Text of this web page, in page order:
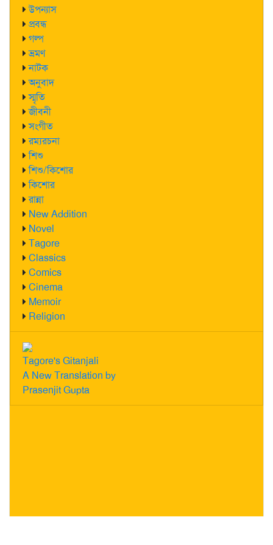
উপন্যাস
প্রবন্ধ
গল্প
ভ্রমণ
নাটক
অনুবাদ
স্মৃতি
জীবনী
সংগীত
রম্যরচনা
শিশু
শিশু/কিশোর
কিশোর
রান্না
New Addition
Novel
Tagore
Classics
Comics
Cinema
Memoir
Religion
Tagore's Gitanjali
A New Translation by
Prasenjit Gupta